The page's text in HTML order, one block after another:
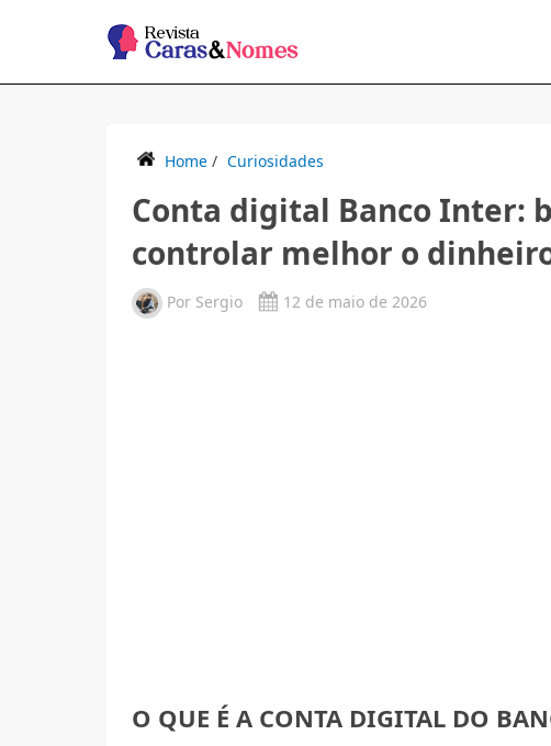
Home / Curiosidades
Conta digital Banco Inter:
controlar melhor o
Por Sergio 12 de maio de 2026
O QUE É A CONTA DIGITAL DO